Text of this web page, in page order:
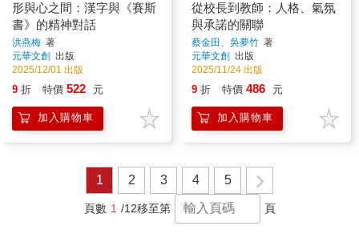
形與心之間：漢字與《賽斯
書》的精神對話
洪燕梅 著
元華文創 出版
2025/12/01 出版
9 折 特價 522 元
加入購物車
從校長到教師：人格、氣氛
與承諾的關聯
蔡金田、吳夢竹 著
元華文創 出版
2025/11/24 出版
9 折 特價 486 元
加入購物車
1 2 3 4 5
頁數 1 /12移至第 頁